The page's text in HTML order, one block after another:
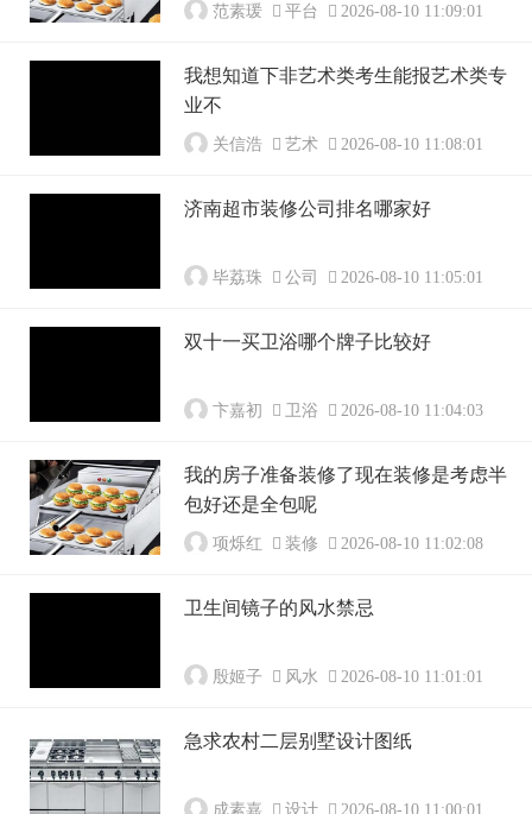
范素瑗 平台 2026-08-10 11:09:01
我想知道下非艺术类考生能报艺术类专
业不
关信浩 艺术 2026-08-10 11:08:01
济南超市装修公司排名哪家好
毕荔珠 公司 2026-08-10 11:05:01
双十一买卫浴哪个牌子比较好
卞嘉初 卫浴 2026-08-10 11:04:03
我的房子准备装修了现在装修是考虑半
包好还是全包呢
项烁红 装修 2026-08-10 11:02:08
卫生间镜子的风水禁忌
殷姬子 风水 2026-08-10 11:01:01
急求农村二层别墅设计图纸
成素嘉 设计 2026-08-10 11:00:01